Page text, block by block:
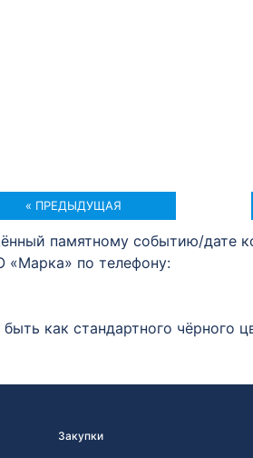
« ПРЕДЫДУЩАЯ
памятному событию/
«Марка» по телефону:
как стандартного чёрного
Закупки